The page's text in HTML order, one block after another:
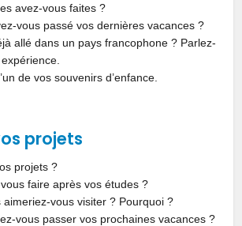
avez-vous faites ?
vous passé vos dernières vacances ?
allé dans un pays francophone ? Parlez-
de vos souvenirs d’enfance.
projets
projets ?
vous faire après vos études ?
aimeriez-vous visiter ? Pourquoi ?
vous passer vos prochaines vacances ?